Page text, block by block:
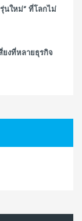
นใหม่” ที่โลกไม่
ยงที่หลายธุรกิจ